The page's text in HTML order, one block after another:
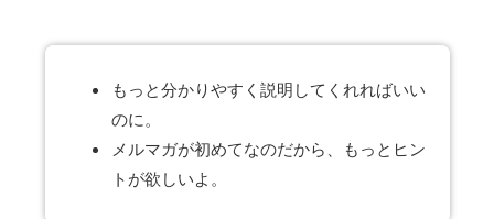
もっと分かりやすく説明してくれればいい
のに。
メルマガが初めてなのだから、もっとヒン
トが欲しいよ。